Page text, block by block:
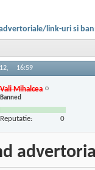
link-uri si
16:59
Vali Mihalcea
Banned
Reputatie: 0